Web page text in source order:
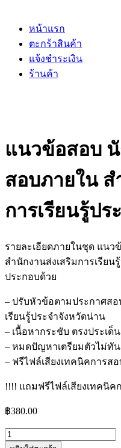
หน้าแรก
ตะกร้าสินค้า
แจ้งชำระเงิน
ร้านค้า
แนวข้อสอบ
สอบภายใน ส
การเรียนรู้ป
รายละเอียดภายในชุด แน
สำนักงานส่งเสริมการเรีย
ประกอบด้วย
– ปรับหัวข้อตามประกาศสอ
เรียนรู้ประจำจังหวัดน่าน
– เนื้อหากระชับ ตรงประเด็น
– หมดปัญหาเตรียมตัวไม่ทั
– ฟรีไฟล์เสียงเทคนิคการ
!!!! แถมฟรีไฟล์เสียงเทคนิ
฿380.00
จำนวน